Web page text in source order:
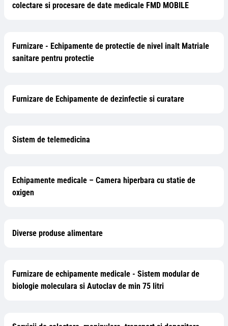
colectare si procesare de date medicale FMD MOBILE
Furnizare - Echipamente de protectie de nivel inalt Matriale
sanitare pentru protectie
Furnizare de Echipamente de dezinfectie si curatare
Sistem de telemedicina
Echipamente medicale – Camera hiperbara cu statie de
oxigen
Diverse produse alimentare
Furnizare de echipamente medicale - Sistem modular de
biologie moleculara si Autoclav de min 75 litri